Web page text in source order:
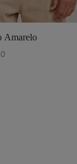
Amarelo